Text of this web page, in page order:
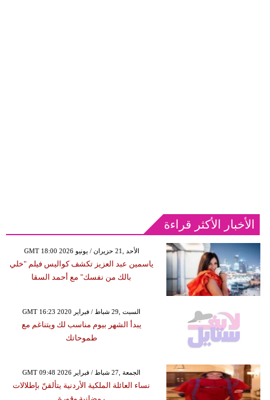
الأخبار الأكثر قراءة
GMT 18:00 2026 الأحد ,21 حزيران / يونيو
ياسمين عبد العزيز تكشف كواليس فيلم "خلي
بالك من نفسك" مع أحمد السقا
GMT 16:23 2020 السبت ,29 شباط / فبراير
يبدأ الشهر بيوم مناسب لك ويتناغم مع
طموحاتك
GMT 09:48 2026 الجمعة ,27 شباط / فبراير
نساء العائلة الملكية الأردنية يتألقنّ بإطلالات